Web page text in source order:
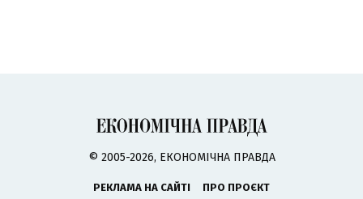
© 2005-2026, ЕКОНОМІЧНА ПРАВДА
РЕКЛАМА НА САЙТІ
ПРО ПРОЄКТ